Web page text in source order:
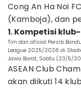
Cong An Ha Noi
(Kamboja), dan
1. Kompetisi
Tim dan ofisial Persib
League 2025/2026 di
Jawa Barat, Sabtu (23/5/
ASEAN Club
akan diikuti 14